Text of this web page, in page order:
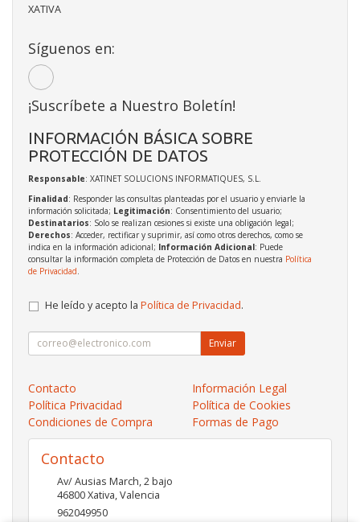
XATIVA
Síguenos en:
¡Suscríbete a Nuestro Boletín!
INFORMACIÓN BÁSICA SOBRE
PROTECCIÓN DE DATOS
Responsable: XATINET SOLUCIONS INFORMATIQUES, S.L.
Finalidad: Responder las consultas planteadas por el usuario y enviarle la
información solicitada; Legitimación: Consentimiento del usuario;
Destinatarios: Solo se realizan cesiones si existe una obligación legal;
Derechos: Acceder, rectificar y suprimir, así como otros derechos, como se
indica en la información adicional; Información Adicional: Puede
consultar la información completa de Protección de Datos en nuestra Política
de Privacidad
He leído y acepto la Política de Privacidad.
Enviar
Contacto
Información Legal
Política Privacidad
Política de Cookies
Condiciones de Compra
Formas de Pago
Contacto
Av/ Ausias March, 2 bajo
46800Xativa,Valencia
962049950